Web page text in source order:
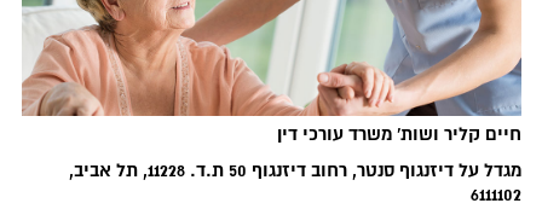
חיים קליר ושות'משרד עורכי דין
מגדל על דיזנגוף סנטר, רחוב דיזנגוף 50 ת.ד. 11228, תל אביב,
6111102